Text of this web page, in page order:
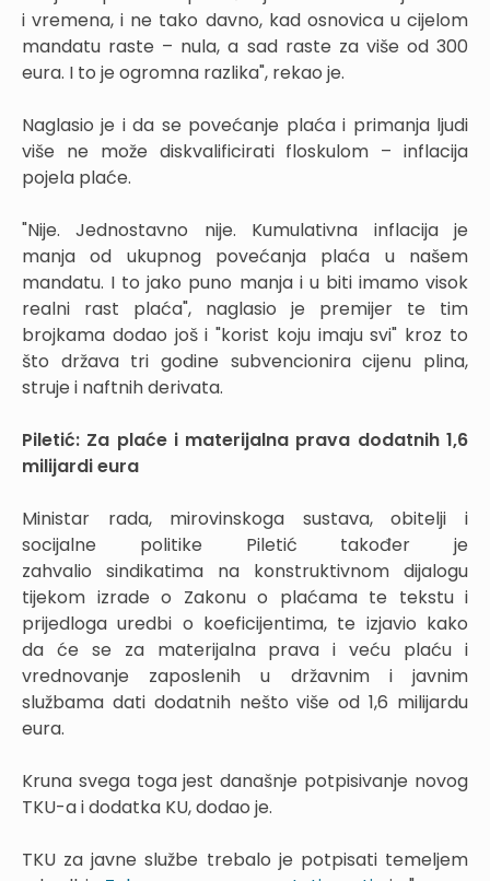
i vremena, i ne tako davno, kad osnovica u cijelom
mandatu raste – nula, a sad raste za više od 300
eura. I to je ogromna razlika", rekao je.
Naglasio je i da se povećanje plaća i primanja ljudi
više ne može diskvalificirati floskulom – inflacija
pojela plaće.
"Nije. Jednostavno nije. Kumulativna inflacija je
manja od ukupnog povećanja plaća u našem
mandatu. I to jako puno manja i u biti imamo visok
realni rast plaća", naglasio je premijer te tim
brojkama dodao još i "korist koju imaju svi" kroz to
što država tri godine subvencionira cijenu plina,
struje i naftnih derivata.
Piletić: Za plaće i materijalna prava dodatnih 1,6
milijardi eura
Ministar rada, mirovinskoga sustava, obitelji i
socijalne politike Piletić također je
zahvalio sindikatima na konstruktivnom dijalogu
tijekom izrade o Zakonu o plaćama te tekstu i
prijedloga uredbi o koeficijentima, te izjavio kako
da će se za materijalna prava i veću plaću i
vrednovanje zaposlenih u državnim i javnim
službama dati dodatnih nešto više od 1,6 milijardu
eura.
Kruna svega toga jest današnje potpisivanje novog
TKU-a i dodatka KU, dodao je.
TKU za javne službe trebalo je potpisati temeljem